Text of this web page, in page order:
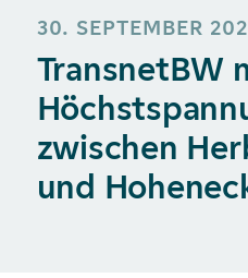
30. SEPTEMBER
TransnetBW
zwischen
und